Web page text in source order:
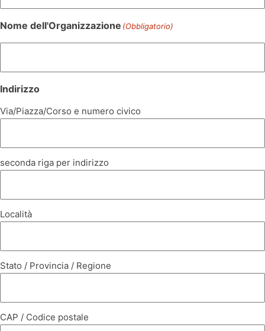
Nome dell'Organizzazione (Obbligatorio)
Indirizzo
Via/Piazza/Corso e numero civico
seconda riga per indirizzo
Località
Stato / Provincia / Regione
CAP / Codice postale